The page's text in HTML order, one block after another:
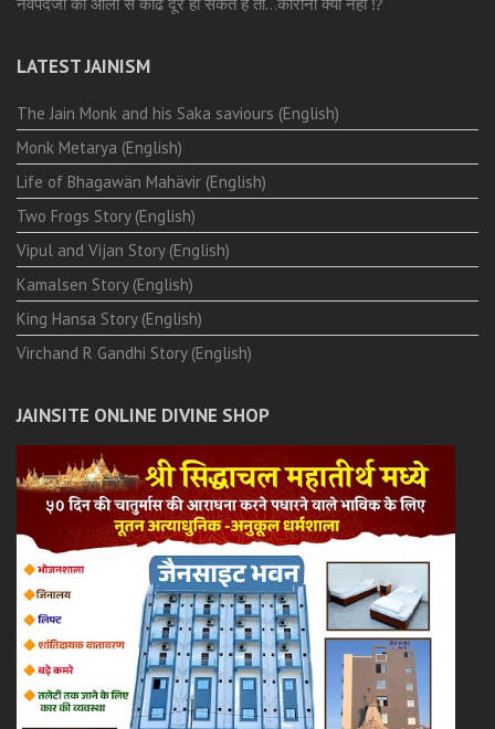
LATEST JAINISM
The Jain Monk and his Saka saviours (English)
Monk Metarya (English)
Life of Bhagawän Mahävir (English)
Two Frogs Story (English)
Vipul and Vijan Story (English)
Kamalsen Story (English)
King Hansa Story (English)
Virchand R Gandhi Story (English)
JAINSITE ONLINE DIVINE SHOP